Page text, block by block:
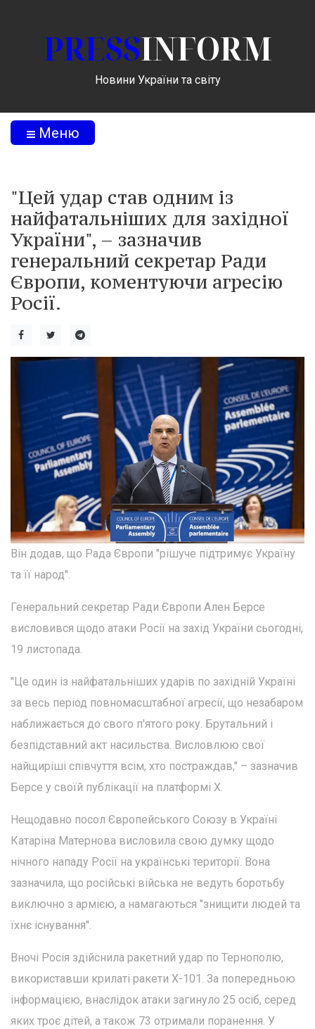
PRESSINFORM
Новини України та світу
Меню
"Цей удар став одним із
найфатальніших для західної
України", – зазначив
генеральний секретар Ради
Європи, коментуючи агресію
Росії.
Він додав, що Рада Європи "рішуче підтримує Україну
та її народ".
Генеральний секретар Ради Європи Ален Берсе
висловився щодо атаки Росії на захід України сьогодні,
19 листопада.
"Це один із найфатальніших ударів по західній Україні
за весь період повномасштабної агресії, що незабаром
наближається до свого п'ятого року. Брутальний і
безпідставний акт насильства. Висловлюю свої
найщиріші співчуття всім, хто постраждав," – зазначив
Берсе у своїй публікації на платформі Х.
Нещодавно посол Європейського Союзу в Україні
Катаріна Матернова висловила свою думку щодо
нічного нападу Росії на українські території. Вона
зазначила, що російські війська не ведуть боротьбу
виключно з армією, а намагаються "знищити людей та
їхнє існування".
Вночі Росія здійснила ракетний удар по Тернополю,
використавши крилаті ракети X-101. За попередньою
інформацією, внаслідок атаки загинуло 25 осіб, серед
яких троє дітей, а також 73 отримали поранення. У